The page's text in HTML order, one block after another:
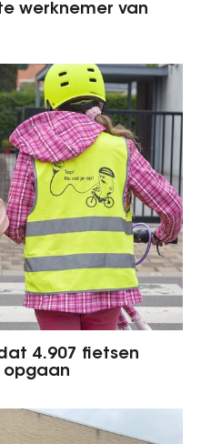
werknemer van
4.907 fietsen
opgaan